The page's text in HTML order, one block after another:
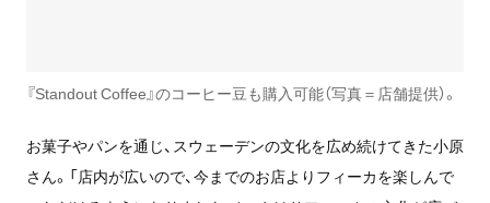
『Standout Coffee』のコーヒー豆も購入可能（写真＝店舗提供）。
お菓子やパンを通じ、スウェーデンの文化を広め続けてきた小原
さん。「店内が広いので、今までのお店よりフィーカを楽しんで